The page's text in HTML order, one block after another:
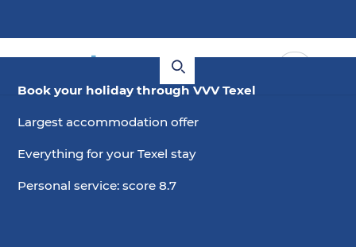
Book your holiday through VVV Texel
Largest accommodation offer
Everything for your Texel stay
Personal service: score 8.7